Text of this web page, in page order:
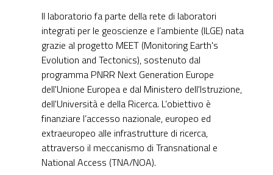
Il laboratorio fa parte della rete di laboratori
integrati per le geoscienze e l’ambiente (ILGE) nata
grazie al progetto MEET (Monitoring Earth's
Evolution and Tectonics), sostenuto dal
programma PNRR Next Generation Europe
dell'Unione Europea e dal Ministero dell'Istruzione,
dell'Università e della Ricerca. L’obiettivo è
finanziare l’accesso nazionale, europeo ed
extraeuropeo alle infrastrutture di ricerca,
attraverso il meccanismo di Transnational e
National Access (TNA/NOA).